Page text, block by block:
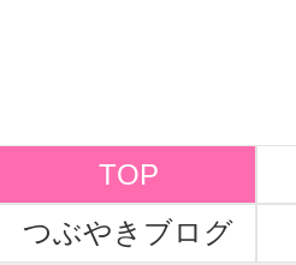
TOP
つぶやきブログ